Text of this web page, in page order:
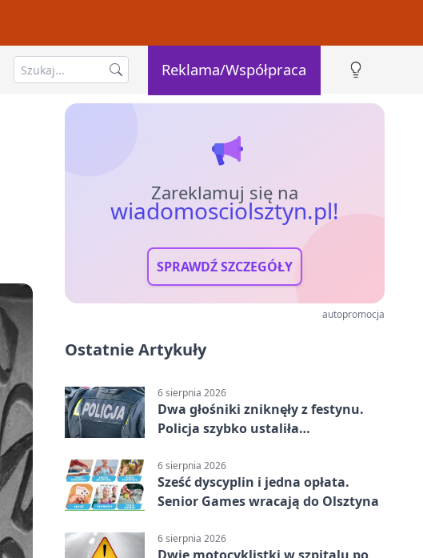
Reklama/Współpraca
Zareklamuj się na
wiadomosciolsztyn.pl!
SPRAWDŹ SZCZEGÓŁY
autopromocja
Ostatnie Artykuły
6 sierpnia 2026
Dwa głośniki zniknęły z festynu.
Policja szybko ustaliła
6 sierpnia 2026
Sześć dyscyplin i jedna opłata.
Senior Games wracają do Olsztyna
6 sierpnia 2026